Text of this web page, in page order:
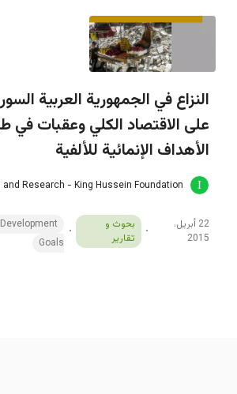
النزاع في الجمهورية العربية
على الاقتصاد الكلي وعقبات في
الأهداف الإنمائية للألفية
Research - King Hussein Foundation
22 أبريل،
2015
بحوث و
تقارير
Goals